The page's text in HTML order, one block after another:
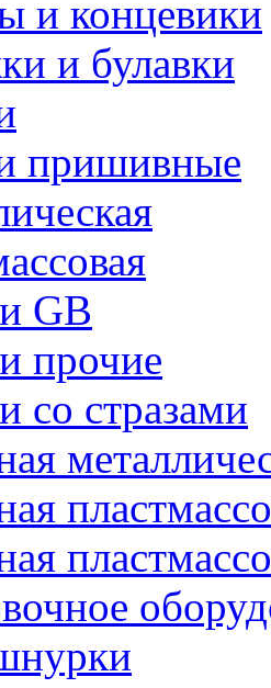
и концевики
и булавки
пришивные
GB
прочие
со стразами